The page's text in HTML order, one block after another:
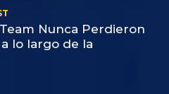
Nunca Perdieron
lo largo de la